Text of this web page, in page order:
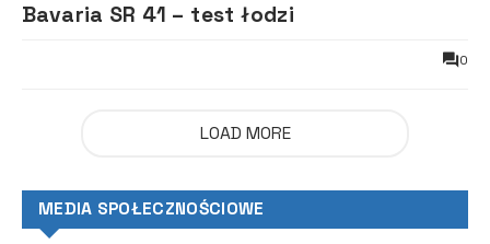
Bavaria SR 41 – test łodzi
0
LOAD MORE
MEDIA SPOŁECZNOŚCIOWE